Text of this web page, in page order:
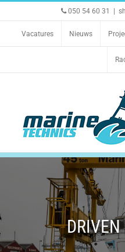
050 54 60 31
Vacatures Nieuws